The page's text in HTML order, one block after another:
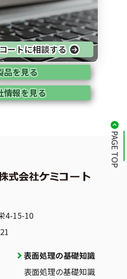
ートに相談する
品を見る
情報を見る
4-15-10
表面処理の基礎知識
表面処理の基礎知識
PAGE TOP